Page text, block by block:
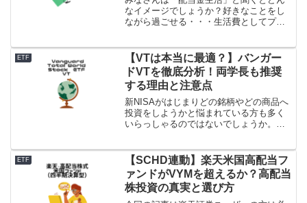
なイメージでしょうか？好きなことをし
ながら過ごせる・・・生活費としてプラ
拡大をブーストできる・・・など・・・
いろんな考え方があるかと...
ETF
【VTは本当に最適？】バンガー
ドVTを徹底分析！両学長も推奨
する理由と注意点
新NISAがはじまりどの銘柄やどの商品へ
投資をしようかと悩まれている方も多く
いらっしゃるのではないでしょうか。世
難しくなっているのも事実ですよね。そ
んな方にも有益になる...
ETF
【SCHD連動】楽天米国高配当フ
ァンドがVYMを超えるか？高配当
株投資の真実と選び方